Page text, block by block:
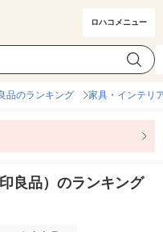
ロハコメニュー
カテゴリ選択
品のランキング 家具・インテリ
良品）のランキング